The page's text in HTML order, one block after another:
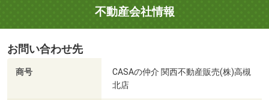
せ。
最寄り駅までお迎えにもあがりますのでお気軽にご相談く
不動産会社情報
お問い合わせ先
商号
CASAの仲介 関西不動産販売(株)高槻
北店